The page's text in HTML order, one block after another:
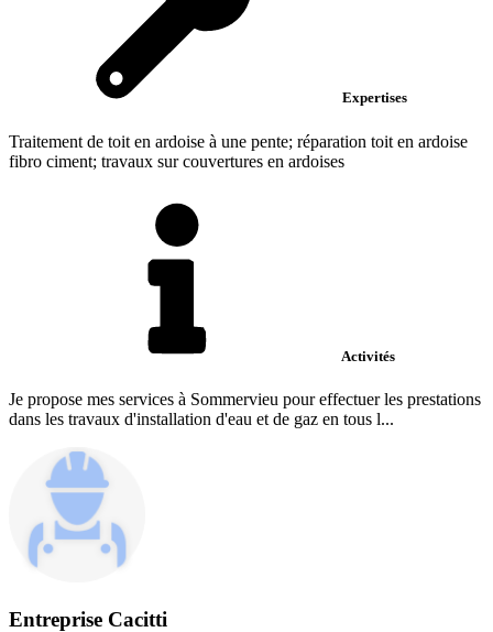
Expertises
Traitement de toit en ardoise à une pente; réparation toit en ardoise
fibro ciment; travaux sur couvertures en ardoises
Activités
Je propose mes services à Sommervieu pour effectuer les prestations
dans les travaux d'installation d'eau et de gaz en tous l...
Entreprise Cacitti